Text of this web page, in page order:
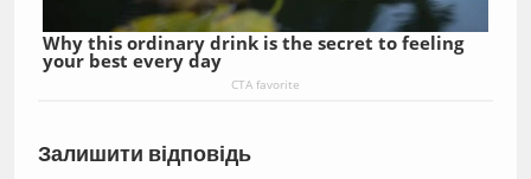
Why this ordinary drink is the secret to feeling
your best every day
CTA favorite
Залишити відповідь